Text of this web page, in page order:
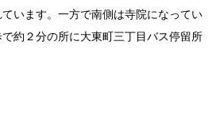
います。一方で南側は寺院になってい
約２分の所に大東町三丁目バス停留所